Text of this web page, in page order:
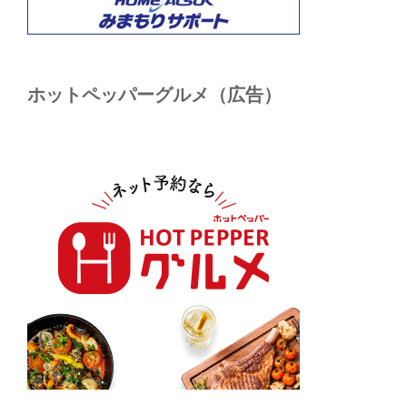
ホットペッパーグルメ（広告）